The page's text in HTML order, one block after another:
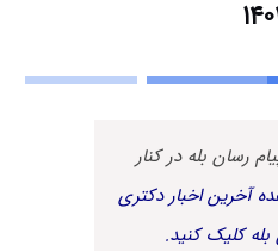
رسان بله در کنار
آخرین اخبار دکتری
بله کلیک کنید.